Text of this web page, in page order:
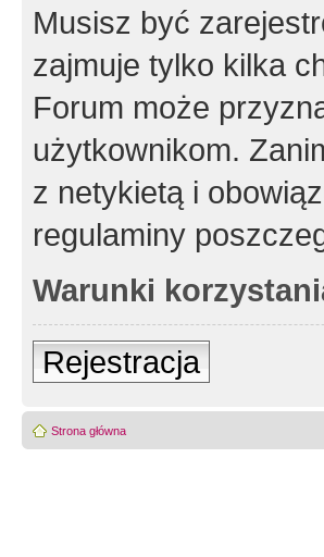
Musisz być
zajmuje tylko kilka
Forum może
użytkownikom.
z netykietą i
regulaminy
Warunki
Rejestracja
Strona główna